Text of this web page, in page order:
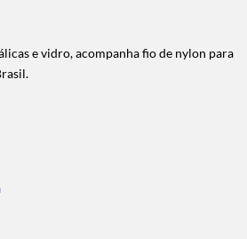
e vidro, acompanha fio de nylon para